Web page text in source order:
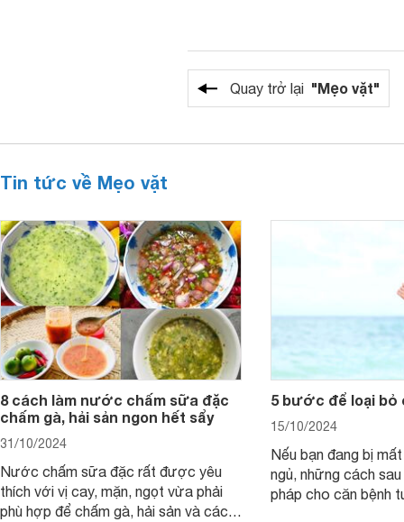
Quay trở lại "Mẹo vặt"
Tin tức về Mẹo vặt
8 cách làm nước chấm sữa đặc
chấm gà, hải sản ngon hết sẩy
31/10/2024
Nước chấm sữa đặc rất được yêu
thích với vị cay, mặn, ngọt vừa phải
phù hợp để chấm gà, hải sản và các
5 bước để loại bỏ
15/10/2024
Nếu bạn đang bị
ngủ, những cách
pháp cho căn bệnh